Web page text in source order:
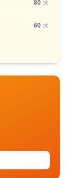
80 pt
60 pt